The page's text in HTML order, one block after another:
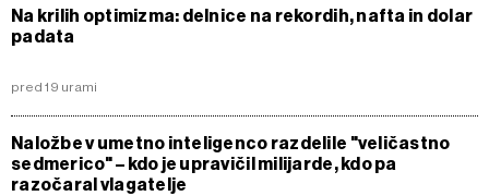
Na krilih optimizma: delnice na rekordih, nafta in dolar
padata
pred 19 urami
Naložbe v umetno inteligenco razdelile "veličastno
sedmerico" – kdo je upravičil milijarde, kdo pa
razočaral vlagatelje